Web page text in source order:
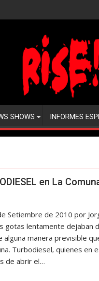
SHOWS INFORMES
en La
Setiembre de 2010 por
gotas lentamente dejaban
manera previsible
Turbodiesel, quienes en
de abrir el…